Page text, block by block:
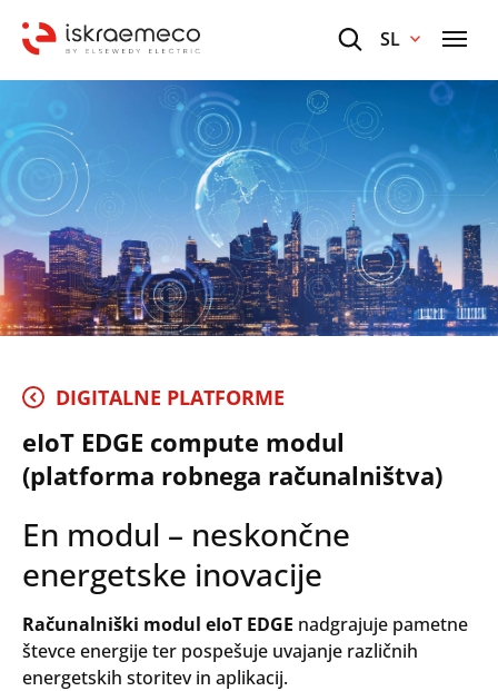
SL
DIGITALNE PLATFORME
eIoT EDGE compute modul
(platforma robnega računalništva)
En modul – neskončne
energetske inovacije
Računalniški modul eIoT EDGE nadgrajuje pametne
števce energije ter pospešuje uvajanje različnih
energetskih storitev in aplikacij.